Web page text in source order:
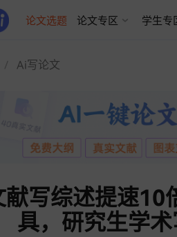
论文选题 论文专区 学生专
Ai写论文
献写综述提速10
具，研究生学